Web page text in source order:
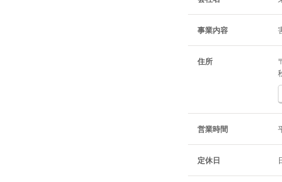
事業内容
住所
営業時間
定休日